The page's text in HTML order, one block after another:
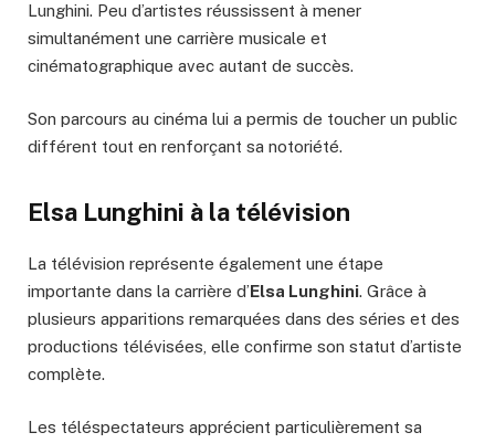
Lunghini. Peu d’artistes réussissent à mener
simultanément une carrière musicale et
cinématographique avec autant de succès.
Son parcours au cinéma lui a permis de toucher un public
différent tout en renforçant sa notoriété.
Elsa Lunghini à la télévision
La télévision représente également une étape
importante dans la carrière d’Elsa Lunghini. Grâce à
plusieurs apparitions remarquées dans des séries et des
productions télévisées, elle confirme son statut d’artiste
complète.
Les téléspectateurs apprécient particulièrement sa